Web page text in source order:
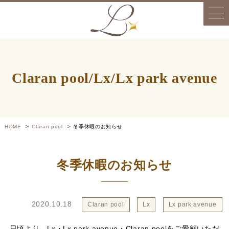
Claran pool/Lx/Lx park avenue
HOME Claran pool 冬季休暇のお知らせ
冬季休暇のお知らせ
2020.10.18 Claran pool Lx Lx park avenue